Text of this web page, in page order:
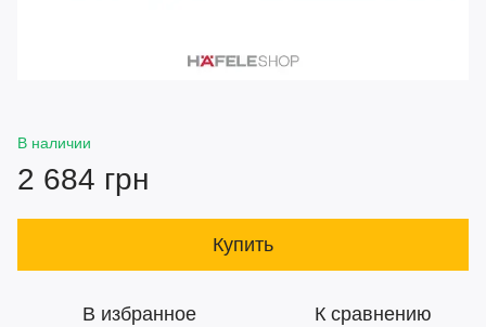
В наличии
2 684 грн
Купить
В избранное К сравнению